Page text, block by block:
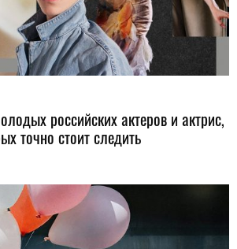
российских актеров и актрис,
точно стоит следить